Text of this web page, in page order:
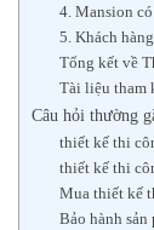
4. Mansion
5. Khách
Tổng kết về
Tài liệu tham
Câu hỏi thường
thiết kế thi
thiết kế thi
Mua thiết kế
Bảo hành sản